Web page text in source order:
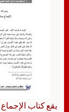
يقع كتاب